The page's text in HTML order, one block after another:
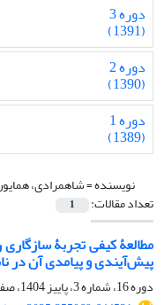
دوره 3
(1391)
دوره 2
(1390)
دوره 1
(1389)
نویسنده =شاهمرادی،
تعداد مقالات: 1
مطالعۀ کیفی تجربۀ
پیش‌آیندی و پیامدی آن در
دوره 16، شماره 3، پاییز 1404، صفحه